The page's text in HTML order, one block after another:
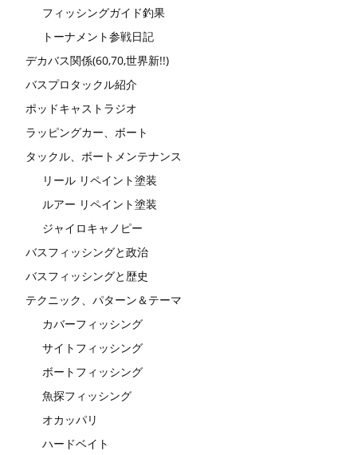
フィッシングガイド釣果
トーナメント参戦日記
デカバス関係(60,70,世界新!!)
バスプロタックル紹介
ポッドキャストラジオ
ラッピングカー、ボート
タックル、ボートメンテナンス
リール リペイント塗装
ルアー リペイント塗装
ジャイロキャノピー
バスフィッシングと政治
バスフィッシングと歴史
テクニック、パターン＆テーマ
カバーフィッシング
サイトフィッシング
ボートフィッシング
魚探フィッシング
オカッパリ
ハードベイト